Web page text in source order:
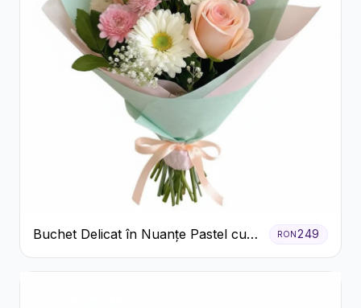
Buchet Delicat în Nuanțe Pastel cu
Trandafiri și Crizanteme Roz
RON249